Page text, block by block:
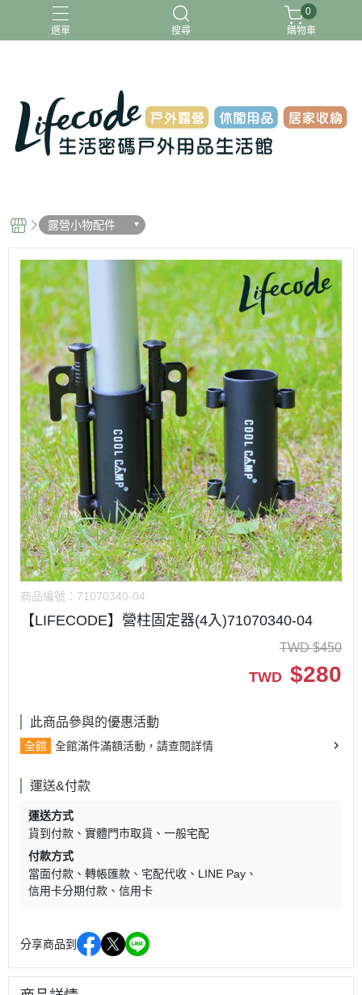
選單 搜尋
ADAMOUTDOOR G-PLUS INTEX
MOVELIFE
樂活不露
0
購物車
露營小物配件
商品編號： 71070340-04
【LIFECODE】營柱固定器(4入)71070340-04
TWD $450
TWD $280
此商品參與的優惠活動
全館 全館滿件滿額活動，請查閱詳情
運送&付款
運送方式
貨到付款
實體門市取貨
一般宅配
付款方式
當面付款
轉帳匯款 宅配代收
LINE Pay
信用卡分期付款
信用卡
分享商品到